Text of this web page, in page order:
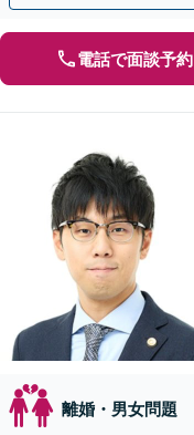
電話で面談予約
離婚・男女問題